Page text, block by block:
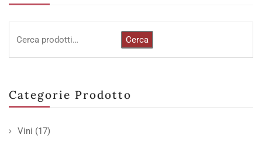
Cerca
Categorie Prodotto
Vini (17)